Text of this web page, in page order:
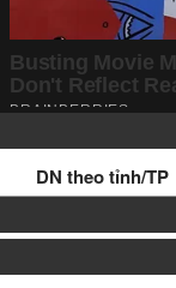
DN theo tỉnh/TP